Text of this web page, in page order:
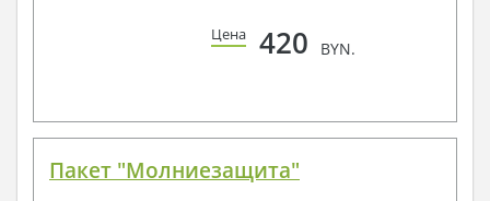
Цена 420 BYN.
Пакет "Молниезащита"